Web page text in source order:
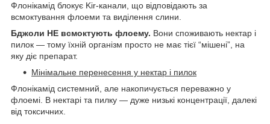
Флонікамід блокує Kir-канали, що відповідають за
всмоктування флоеми та виділення слини.
Бджоли НЕ всмоктують флоему. Вони споживають нектар і
пилок — тому їхній організм просто не має тієї “мішені”, на
яку діє препарат.
Мінімальне перенесення у нектар і пилок
Флонікамід системний, але накопичується переважно у
флоемі. В нектарі та пилку — дуже низькі концентрації, далекі
від токсичних.